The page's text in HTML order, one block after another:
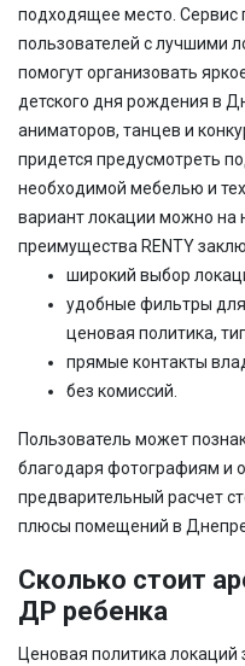
подходящее место. Сервис
пользователей с лучшими
помогут организовать
детского дня рождения в
аниматоров, танцев и
придется предусмотреть
необходимой мебелью и
вариант локации можно на
преимущества RENTY
широкий выбор
удобные фильтры для
ценовая политика,
прямые контакты
без комиссий.
Пользователь может
благодаря фотографиям и
предварительный расчет
плюсы помещений в
Сколько стоит
ДР ребенка
Ценовая политика локаций